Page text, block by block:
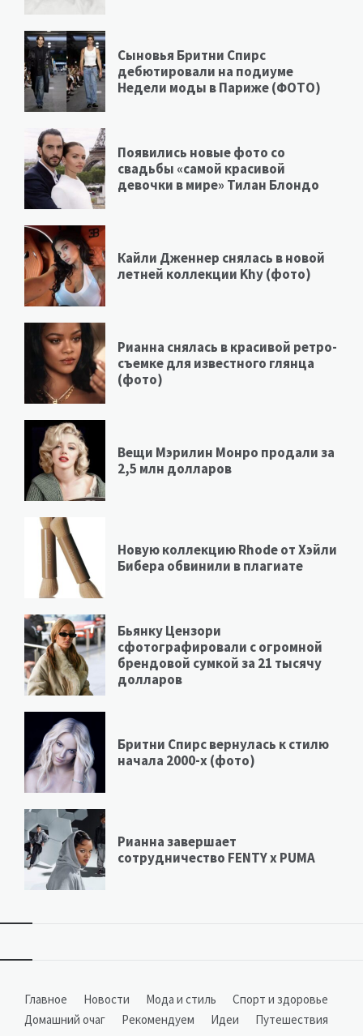
Сыновья Бритни Спирс
дебютировали на подиуме
Недели моды в Париже (ФОТО)
Появились новые фото со
свадьбы «самой красивой
девочки в мире» Тилан Блондо
Кайли Дженнер снялась в новой
летней коллекции Khy (фото)
Рианна снялась в красивой ретро-
съемке для известного глянца
(фото)
Вещи Мэрилин Монро продали за
2,5 млн долларов
Новую коллекцию Rhode от Хэйли
Бибера обвинили в плагиате
Бьянку Цензори
сфотографировали с огромной
брендовой сумкой за 21 тысячу
долларов
Бритни Спирс вернулась к стилю
начала 2000-х (фото)
Рианна завершает
сотрудничество FENTY х PUMA
Виджеты
Главное Новости Мода и стиль
Спорт и здоровье
Домашний очаг
Рекомендуем Идеи Путешествия